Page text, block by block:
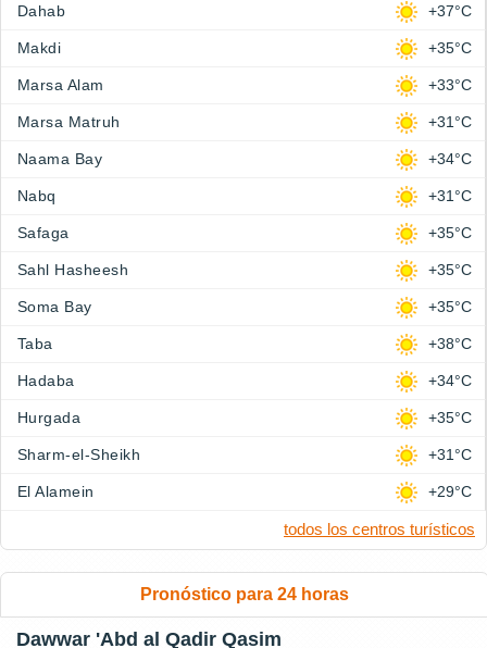
Dahab +37°C
Makdi +35°C
Marsa Alam +33°C
Marsa Matruh +31°C
Naama Bay +34°C
Nabq +31°C
Safaga +35°C
Sahl Hasheesh +35°C
Soma Bay +35°C
Taba +38°C
Hadaba +34°C
Hurgada +35°C
Sharm-el-Sheikh +31°C
El Alamein +29°C
todos los centros turísticos
Pronóstico para 24 horas
Dawwar 'Abd al Qadir Qasim